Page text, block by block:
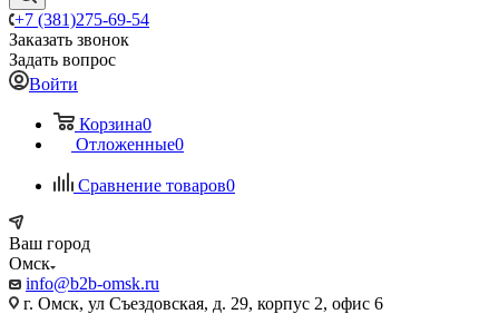
+7 (381)275-69-54
Заказать звонок
Задать вопрос
Войти
Корзина0
Отложенные0
Сравнение товаров0
Ваш город
Омск
info@b2b-omsk.ru
г. Омск, ул Съездовская, д. 29, корпус 2, офис 6